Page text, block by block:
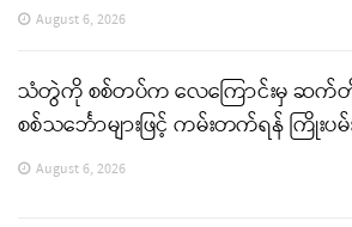
August 6, 2026
သံတွဲကို စစ်တပ်က လေကြောင်းမှ ဆက်တို
စစ်သင်္ဘောများဖြင့် ကမ်းတက်ရန် ကြိုးပမ်
August 6, 2026